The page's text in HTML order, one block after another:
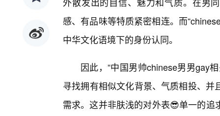
感、有品味等特质紧密相连。而
中华文化语境下的身份认同。
因此，“中国男帅chinese男男gay
寻找拥有相似文化背景、气质相投、
需求。这并非肤浅的对外表😎单一的